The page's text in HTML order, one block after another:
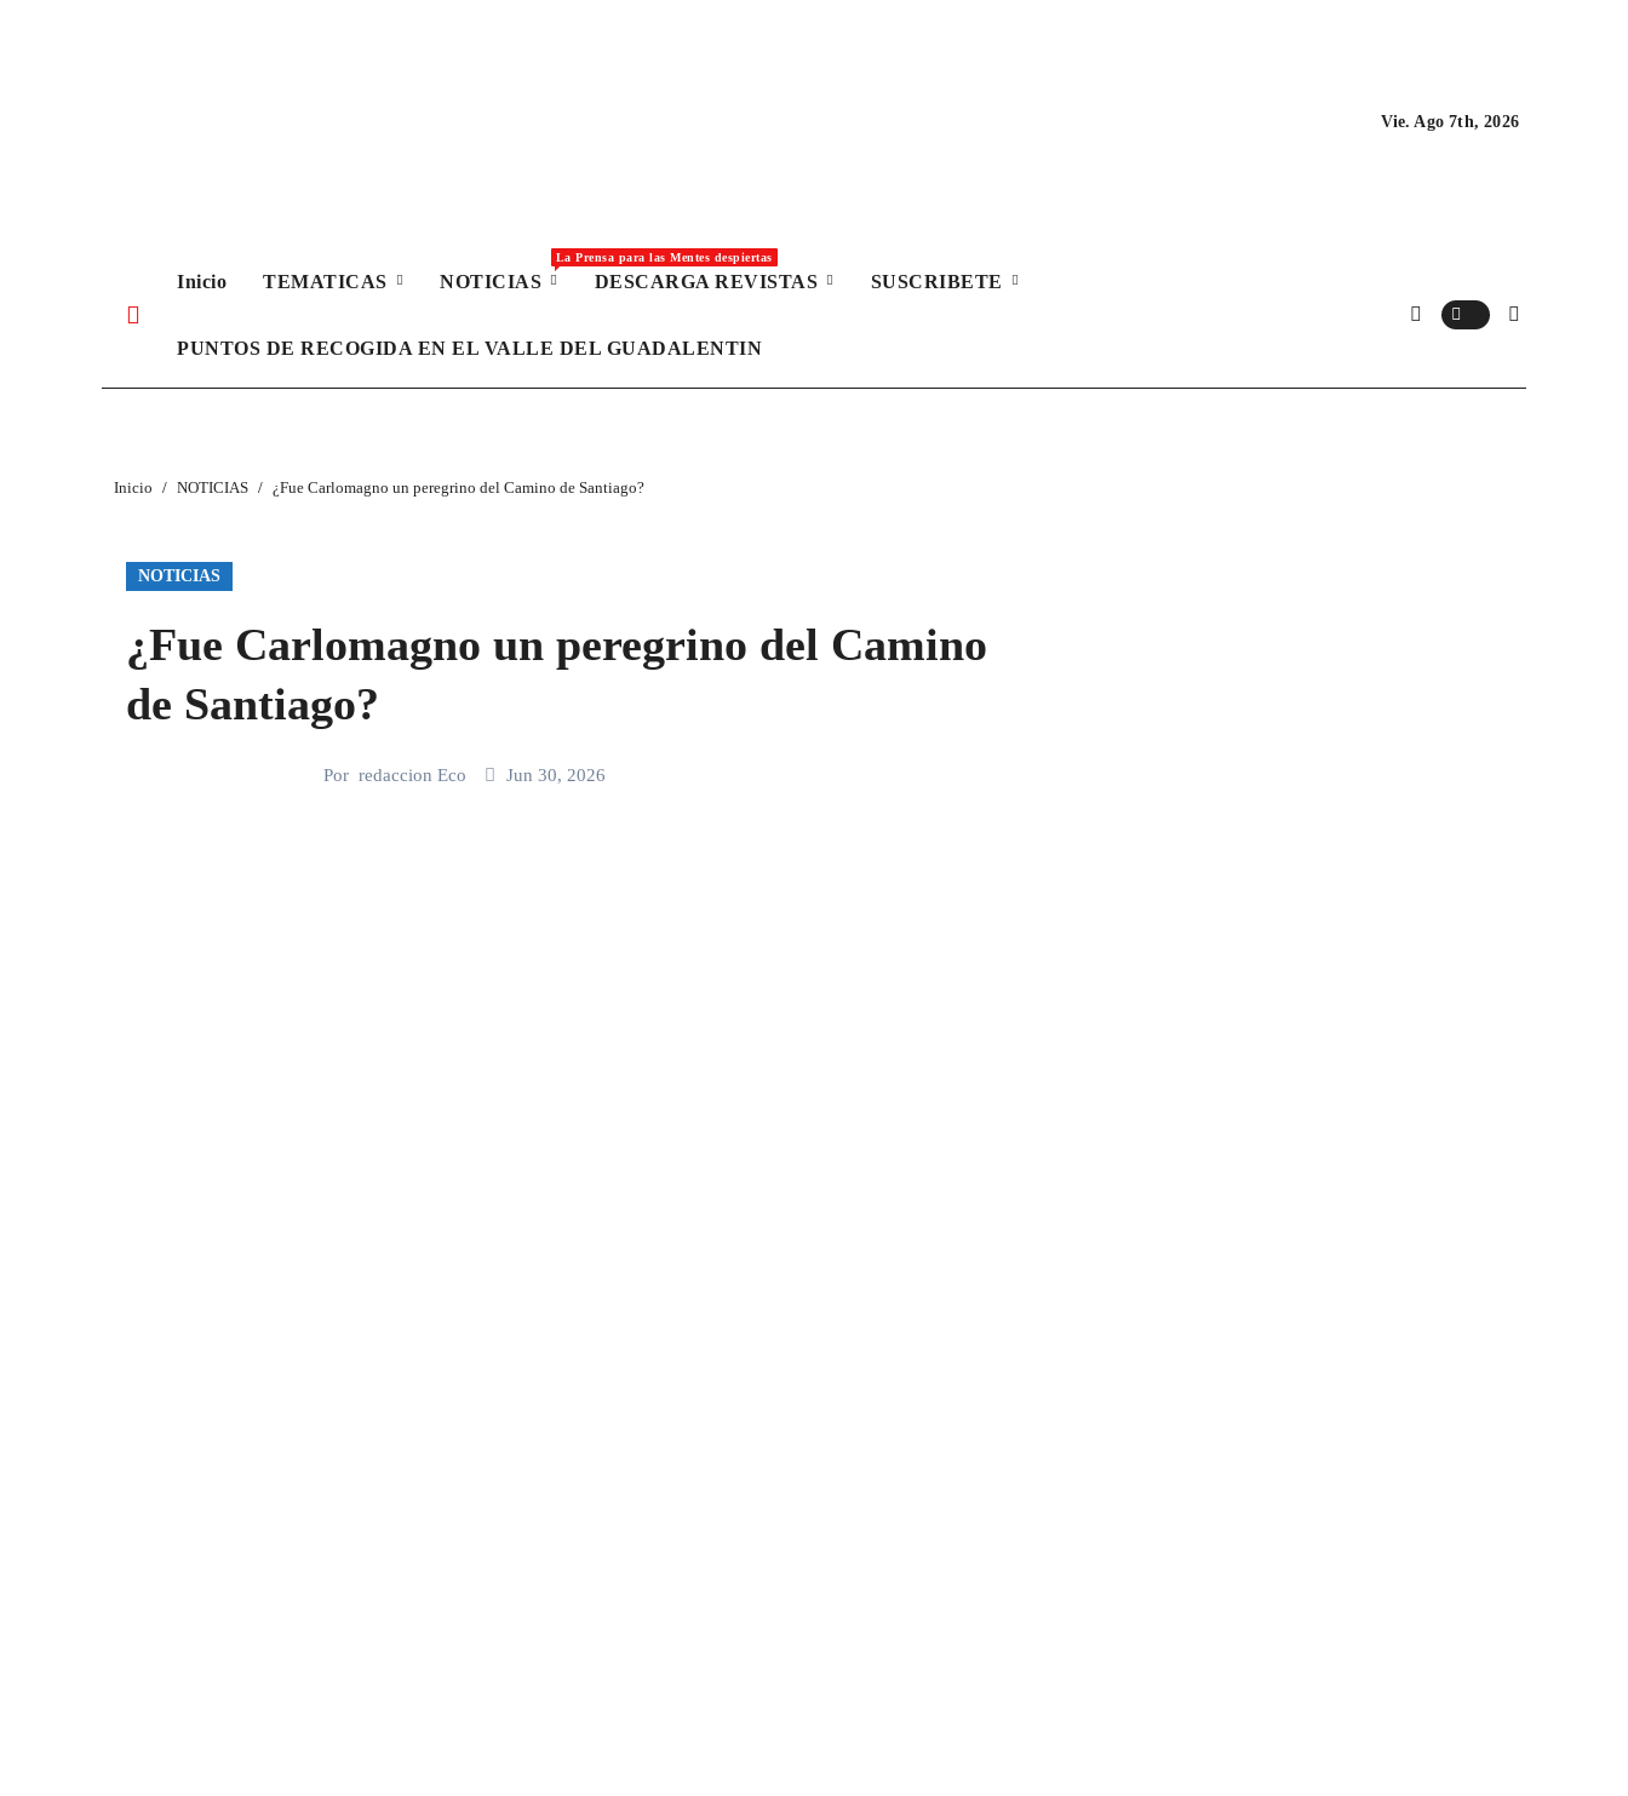
Vie. Ago 7th, 2026
Inicio TEMATICAS NOTICIAS
La Prensa para las Mentes despiertas
DESCARGA REVISTAS SUSCRIBETE
PUNTOS DE RECOGIDA EN EL VALLE DEL GUADALENTIN
Inicio NOTICIAS ¿Fue Carlomagno un peregrino del Camino de Santiago?
NOTICIAS
¿Fue Carlomagno un peregrino del Camino
de Santiago?
Por redaccion Eco Jun 30, 2026